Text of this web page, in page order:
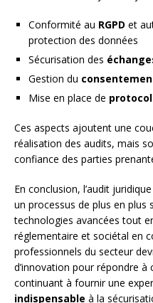
Conformité au RGPD et
protection des données
Sécurisation des
Gestion du
Mise en place de
Ces aspects ajoutent une
réalisation des audits, mais
confiance des parties
En conclusion, l’audit
un processus de plus en plus
technologies avancées tout
réglementaire et sociétal en
professionnels du secteur
d’innovation pour répondre
continuant à fournir une
indispensable à la